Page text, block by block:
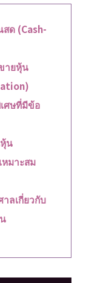
ด (Cash-
ายหุ้น
ศษที่มีข้อ
น
หมาะสม
ลเกี่ยวกับ